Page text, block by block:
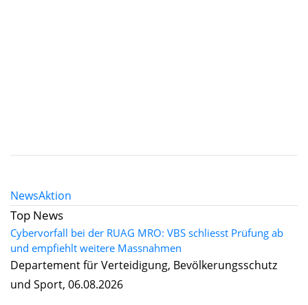
NewsAktion
Top News
Cybervorfall bei der RUAG MRO: VBS schliesst Prüfung ab
und empfiehlt weitere Massnahmen
Departement für Verteidigung, Bevölkerungsschutz
und Sport, 06.08.2026